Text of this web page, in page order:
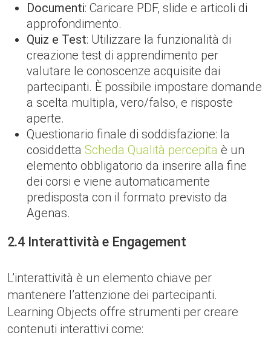
Documenti: Caricare PDF, slide e articoli di
approfondimento.
Quiz e Test: Utilizzare la funzionalità di
creazione test di apprendimento per
valutare le conoscenze acquisite dai
partecipanti. È possibile impostare domande
a scelta multipla, vero/falso, e risposte
aperte.
Questionario finale di soddisfazione: la
cosiddetta Scheda Qualità percepita è un
elemento obbligatorio da inserire alla fine
dei corsi e viene automaticamente
predisposta con il formato previsto da
Agenas.
2.4 Interattività e Engagement
L’interattività è un elemento chiave per
mantenere l’attenzione dei partecipanti.
Learning Objects offre strumenti per creare
contenuti interattivi come: